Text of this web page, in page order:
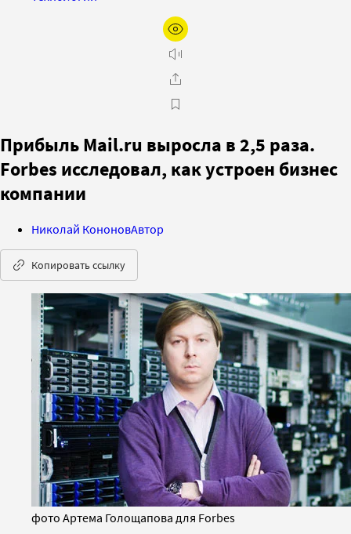
Прибыль Mail.ru выросла в 2,5 раза.
Forbes исследовал, как устроен бизнес
компании
Николай КононовАвтор
Копировать ссылку
фото Артема Голощапова для Forbes